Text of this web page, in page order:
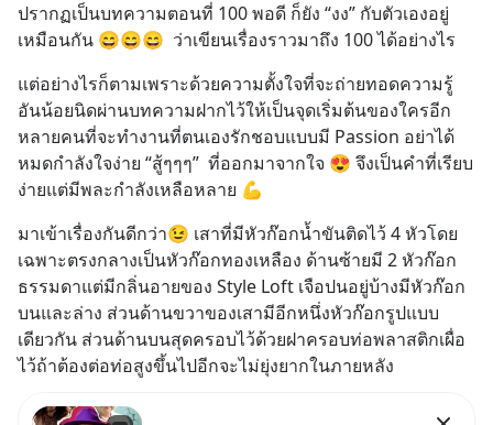
ปรากฏเป็นบทความตอนที่ 100 พอดี ก็ยัง “งง” กับตัวเองอยู่
เหมือนกัน 😄😄😄  ว่าเขียนเรื่องราวมาถึง 100 ได้อย่างไร
แต่อย่างไรก็ตามเพราะด้วยความตั้งใจที่จะถ่ายทอดความรู้
อันน้อยนิดผ่านบทความฝากไว้ให้เป็นจุดเริ่มต้นของใครอีก
หลายคนที่จะทำงานที่ตนเองรักชอบแบบมี Passion อย่าได้
หมดกำลังใจง่าย “สู้ๆๆๆ”  ที่ออกมาจากใจ 😍 จึงเป็นคำที่เรียบ
ง่ายแต่มีพละกำลังเหลือหลาย 💪
มาเข้าเรื่องกันดีกว่า😉 เสาที่มีหัวก๊อกน้ำขันติดไว้ 4 หัวโดย
เฉพาะตรงกลางเป็นหัวก๊อกทองเหลือง ด้านซ้ายมี 2 หัวก๊อก
ธรรมดาแต่มีกลิ่นอายของ Style Loft เจือปนอยู่บ้างมีหัวก๊อก
บนและล่าง ส่วนด้านขวาของเสามีอีกหนึ่งหัวก๊อกรูปแบบ
เดียวกัน ส่วนด้านบนสุดครอบไว้ด้วยฝาครอบท่อพลาสติกเผื่อ
ไว้ถ้าต้องต่อท่อสูงขึ้นไปอีกจะไม่ยุ่งยากในภายหลัง